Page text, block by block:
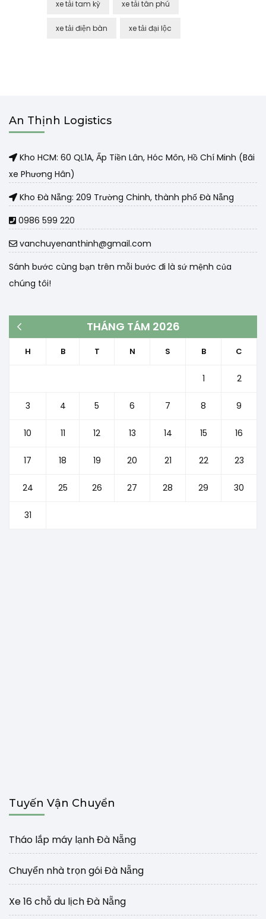
xe tải tam kỳ xe tải tân phú
xe tải điện bàn xe tải đại lộc
An Thịnh Logistics
Kho HCM: 60 QL1A, Ấp Tiền Lân, Hóc Môn, Hồ Chí Minh (Bãi
xe Phương Hân)
Kho Đà Nẵng: 209 Trường Chinh, thành phố Đà Nẵng
0986 599 220
vanchuyenanthinh@gmail.com
Sánh bước cùng bạn trên mỗi bước đi là sứ mệnh của
chúng tôi!
THÁNG TÁM 2026
H B T N S B C
1 2
3 4 5 6 7 8 9
10 11 12 13 14 15 16
17 18 19 20 21 22 23
24 25 26 27 28 29 30
31
Tuyến Vận Chuyển
Tháo lắp máy lạnh Đà Nẵng
Chuyển nhà trọn gói Đà Nẵng
Xe 16 chỗ du lịch Đà Nẵng